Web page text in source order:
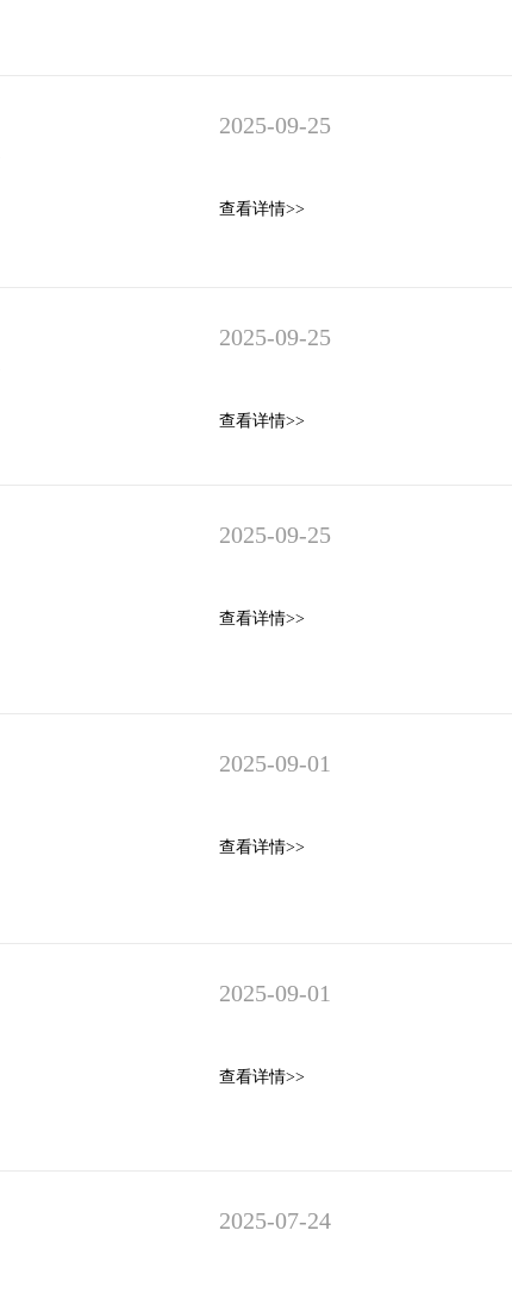
2025-09-25
查看详情>>
2025-09-25
查看详情>>
2025-09-25
查看详情>>
2025-09-01
查看详情>>
2025-09-01
查看详情>>
2025-07-24